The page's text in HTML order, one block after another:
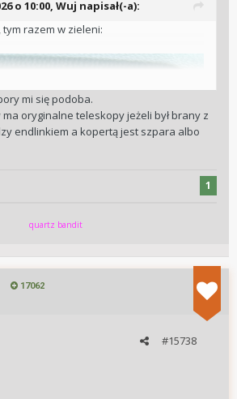
o 10:00, Wuj napisał(-a):
razem w zieleni:
mi się podoba.
oryginalne teleskopy jeżeli był brany z
endlinkiem a kopertą jest szpara albo
1
quartz bandit
17062
#15738